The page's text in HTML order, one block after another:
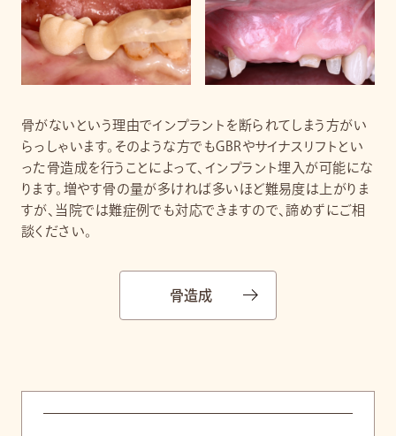
骨がないという理由でインプラントを断られてしまう方がい
らっしゃいます。そのような方でもGBRやサイナスリフトとい
った骨造成を行うことによって、インプラント埋入が可能にな
ります。増やす骨の量が多ければ多いほど難易度は上がりま
すが、当院では難症例でも対応できますので、諦めずにご相
談ください。
骨造成